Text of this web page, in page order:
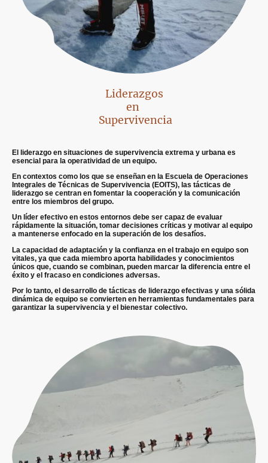
Liderazgos
en
Supervivencia
El liderazgo en situaciones de supervivencia extrema y urbana es
esencial para la operatividad de un equipo.
En contextos como los que se enseñan en la Escuela de Operaciones
Integrales de Técnicas de Supervivencia (EOITS), las tácticas de
liderazgo se centran en fomentar la cooperación y la comunicación
entre los miembros del grupo.
Un líder efectivo en estos entornos debe ser capaz de evaluar
rápidamente la situación, tomar decisiones críticas y motivar al equipo
a mantenerse enfocado en la superación de los desafíos.
La capacidad de adaptación y la confianza en el trabajo en equipo son
vitales, ya que cada miembro aporta habilidades y conocimientos
únicos que, cuando se combinan, pueden marcar la diferencia entre el
éxito y el fracaso en condiciones adversas.
Por lo tanto, el desarrollo de tácticas de liderazgo efectivas y una sólida
dinámica de equipo se convierten en herramientas fundamentales para
garantizar la supervivencia y el bienestar colectivo.